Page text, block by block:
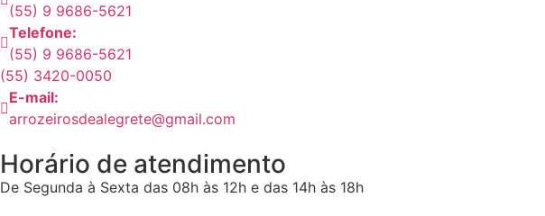
(55) 9 9686-5621
Telefone:
(55) 9 9686-5621
(55) 3420-0050
E-mail:
arrozeirosdealegrete@gmail.com
Horário de atendimento
De Segunda à Sexta das 08h às 12h e das 14h às 18h